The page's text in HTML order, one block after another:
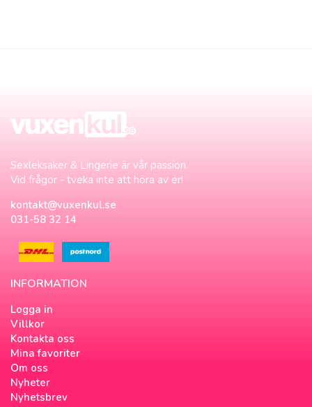
Sexleksaker & Lingerie är vår passion.
Vid frågor - tveka inte att höra av er!
kontakt@vuxenkul.se
031-58 32 14
INFORMATION
Logga in
Villkor
Kontakta oss
Mina favoriter
Om oss
Nyheter
Nyhetsbrev